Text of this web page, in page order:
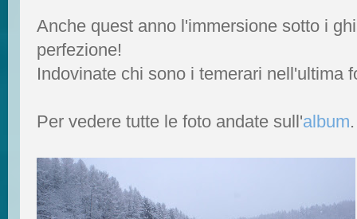
Anche quest anno l'immersione sotto i
perfezione!
Indovinate chi sono i temerari nell'ultima
Per vedere tutte le foto andate sull'album.